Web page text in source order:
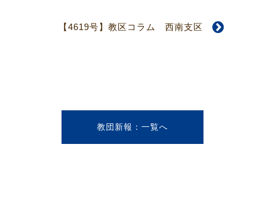
【4619号】教区コラム 西南支区
教団新報